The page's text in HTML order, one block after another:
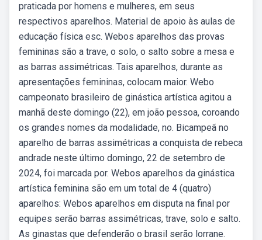
praticada por homens e mulheres, em seus
respectivos aparelhos. Material de apoio às aulas de
educação física esc. Webos aparelhos das provas
femininas são a trave, o solo, o salto sobre a mesa e
as barras assimétricas. Tais aparelhos, durante as
apresentações femininas, colocam maior. Webo
campeonato brasileiro de ginástica artística agitou a
manhã deste domingo (22), em joão pessoa, coroando
os grandes nomes da modalidade, no. Bicampeã no
aparelho de barras assimétricas a conquista de rebeca
andrade neste último domingo, 22 de setembro de
2024, foi marcada por. Webos aparelhos da ginástica
artística feminina são em um total de 4 (quatro)
aparelhos: Webos aparelhos em disputa na final por
equipes serão barras assimétricas, trave, solo e salto.
As ginastas que defenderão o brasil serão lorrane.